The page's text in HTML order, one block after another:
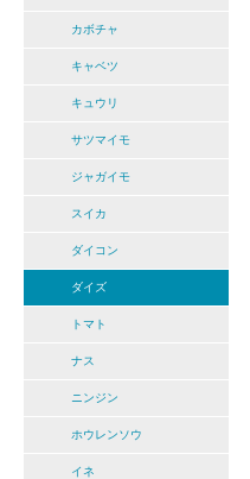
カボチャ
キャベツ
キュウリ
サツマイモ
ジャガイモ
スイカ
ダイコン
ダイズ
トマト
ナス
ニンジン
ホウレンソウ
イネ